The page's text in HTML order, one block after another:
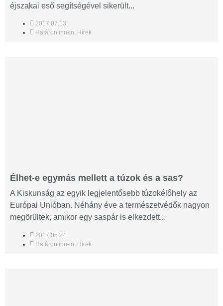
éjszakai eső segítségével sikerült...
2017.07.13.
Határon innen, Hírek
Élhet-e egymás mellett a túzok és a sas?
A Kiskunság az egyik legjelentősebb túzokélőhely az
Európai Unióban. Néhány éve a természetvédők nagyon
megörültek, amikor egy saspár is elkezdett...
2017.05.24.
Határon innen Hírek